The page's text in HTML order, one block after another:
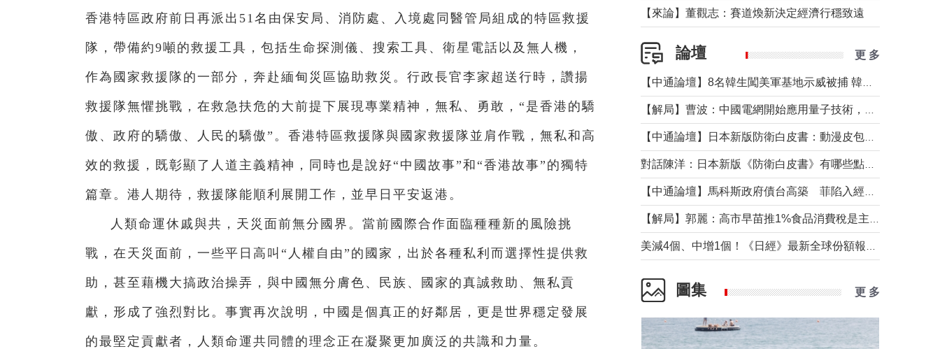
香港特區政府前日再派出51名由保安局、消防處、入境處同醫管局組成的特區救援
隊，帶備約9噸的救援工具，包括生命探測儀、搜索工具、衛星電話以及無人機，
作為國家救援隊的一部分，奔赴緬甸災區協助救災。行政長官李家超送行時，讚揚
救援隊無懼挑戰，在救急扶危的大前提下展現專業精神，無私、勇敢，“是香港的驕
傲、政府的驕傲、人民的驕傲”。香港特區救援隊與國家救援隊並肩作戰，無私和高
效的救援，既彰顯了人道主義精神，同時也是說好“中國故事”和“香港故事”的獨特
篇章。港人期待，救援隊能順利展開工作，並早日平安返港。
人類命運休戚與共，天災面前無分國界。當前國際合作面臨種種新的風險挑
戰，在天災面前，一些平日高叫“人權自由”的國家，出於各種私利而選擇性提供救
助，甚至藉機大搞政治操弄，與中國無分膚色、民族、國家的真誠救助、無私貢
獻，形成了強烈對比。事實再次說明，中國是個真正的好鄰居，更是世界穩定發展
的最堅定貢獻者，人類命運共同體的理念正在凝聚更加廣泛的共識和力量。
【來論】董觀志：賽道煥新決定經濟行穩致遠
論壇 更 多
圖集 更 多